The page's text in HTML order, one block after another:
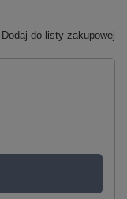
Dodaj do listy zakupowej